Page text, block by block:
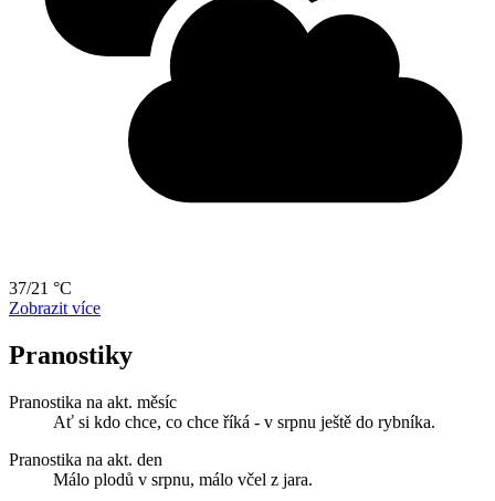
37/21 °C
Zobrazit více
Pranostiky
Pranostika na akt. měsíc
Ať si kdo chce, co chce říká - v srpnu ještě do rybníka.
Pranostika na akt. den
Málo plodů v srpnu, málo včel z jara.